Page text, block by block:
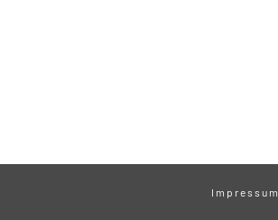
Impressum